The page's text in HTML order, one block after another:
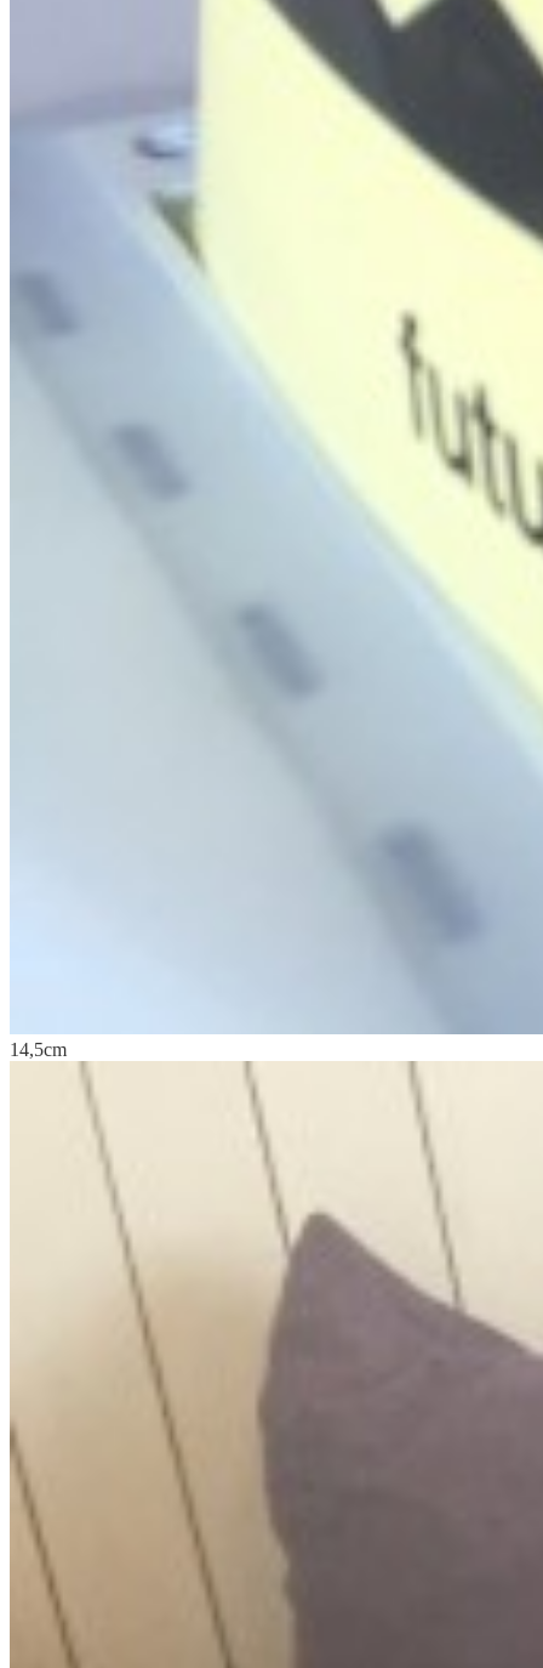
14,5cm